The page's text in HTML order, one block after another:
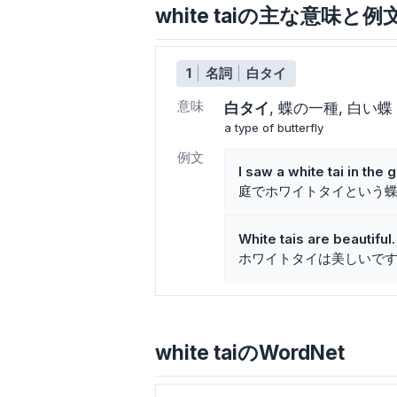
white taiの主な意味と例
1 名詞
白タイ
意味
白タイ 蝶の一種 白い蝶
a type of butterfly
例文
I saw a white tai in the
庭でホワイトタイという蝶
White tais are beautiful.
ホワイトタイは美しいです
white taiのWordNet